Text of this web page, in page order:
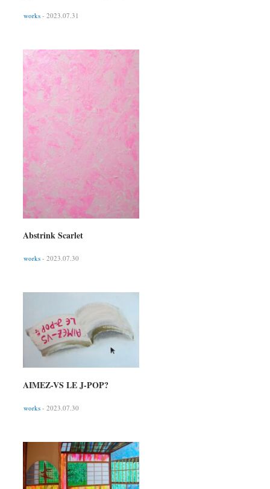
works - 2023.07.31
Abstrink Scarlet
works - 2023.07.30
AIMEZ-VS LE J-POP?
works - 2023.07.30